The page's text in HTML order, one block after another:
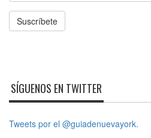
Suscríbete
SÍGUENOS EN TWITTER
Tweets por el @guiadenuevayork.